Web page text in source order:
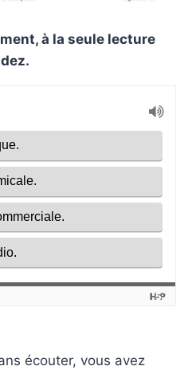
à la seule lecture
écouter, vous avez